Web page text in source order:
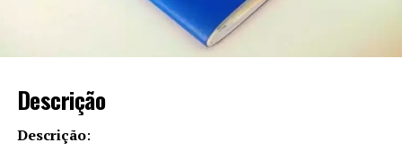
Descrição
Descrição: